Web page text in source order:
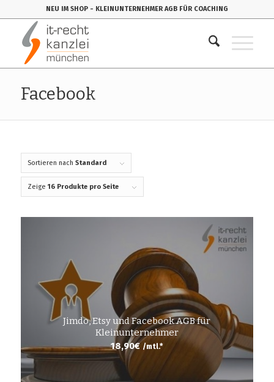
NEU IM SHOP - KLEINUNTERNEHMER AGB FÜR COACHING
Facebook
Sortieren nach Standard
Zeige16 Produkte pro Seite
Jimdo, Etsy und Facebook AGB für
Kleinunternehmer
18,90€ /mtl.*